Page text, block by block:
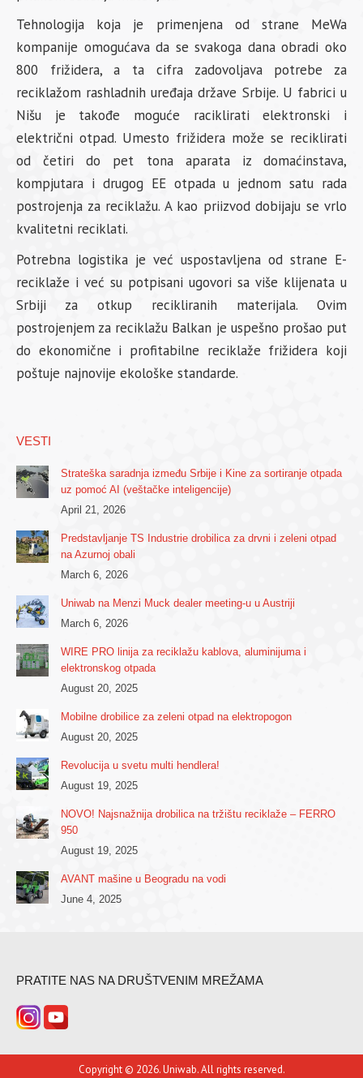
Tehnologija koja je primenjena od strane MeWa
kompanije omogućava da se svakoga dana obradi oko
800 frižidera, a ta cifra zadovoljava potrebe za
reciklažom rashladnih uređaja države Srbije. U fabrici u
Nišu je takođe moguće raciklirati elektronski i
električni otpad. Umesto frižidera može se reciklirati
od četiri do pet tona aparata iz domaćinstava,
kompjutara i drugog EE otpada u jednom satu rada
postrojenja za reciklažu. A kao priizvod dobijaju se vrlo
kvalitetni reciklati.
Potrebna logistika je već uspostavljena od strane E-
reciklaže i već su potpisani ugovori sa više klijenata u
Srbiji za otkup recikliranih materijala. Ovim
postrojenjem za reciklažu Balkan je uspešno prošao put
do ekonomične i profitabilne reciklaže frižidera koji
poštuje najnovije ekološke standarde.
VESTI
Strateška saradnja između Srbije i Kine za sortiranje otpada
uz pomoć AI (veštačke inteligencije)
April 21, 2026
Predstavljanje TS Industrie drobilica za drvni i zeleni otpad
na Azurnoj obali
March 6, 2026
Uniwab na Menzi Muck dealer meeting-u u Austriji
March 6, 2026
WIRE PRO linija za reciklažu kablova, aluminijuma i
elektronskog otpada
August 20, 2025
Mobilne drobilice za zeleni otpad na elektropogon
August 20, 2025
Revolucija u svetu multi hendlera!
August 19, 2025
NOVO! Najsnažnija drobilica na tržištu reciklaže – FERRO
950
August 19, 2025
AVANT mašine u Beogradu na vodi
June 4, 2025
PRATITE NAS NA DRUŠTVENIM MREŽAMA
Copyright © 2026. Uniwab. All rights reserved.